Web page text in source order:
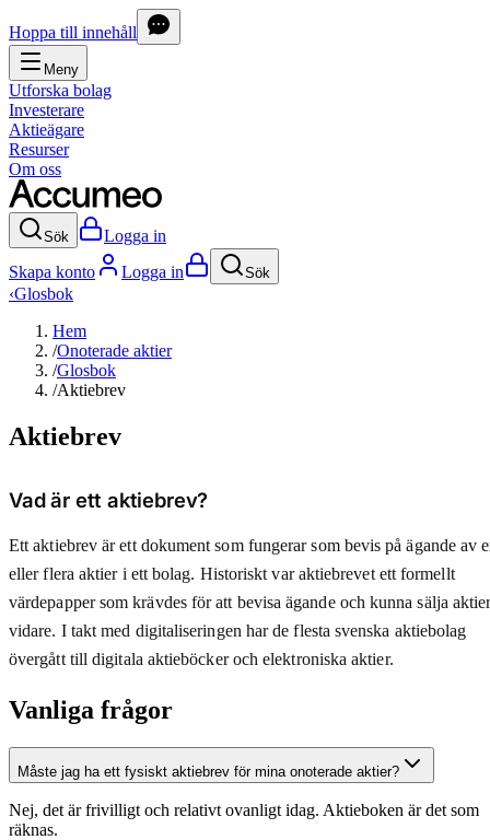
Hoppa till innehåll
Meny
Utforska bolag
Investerare
Aktieägare
Resurser
Om oss
Sök
Logga in
Skapa konto
Logga in Sök
‹Glosbok
Hem
/Onoterade aktier
/Glosbok
/Aktiebrev
Aktiebrev
Vad är ett aktiebrev?
Ett aktiebrev är ett dokument som fungerar som bevis på ägande av
eller flera aktier i ett bolag. Historiskt var aktiebrevet ett formellt
värdepapper som krävdes för att bevisa ägande och kunna sälja
vidare. I takt med digitaliseringen har de flesta svenska aktiebolag
övergått till digitala aktieböcker och elektroniska aktier.
Vanliga frågor
Måste jag ha ett fysiskt aktiebrev för mina onoterade aktier?
Nej, det är frivilligt och relativt ovanligt idag. Aktieboken är det som
räknas.